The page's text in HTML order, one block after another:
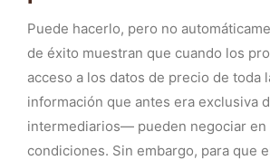
Puede hacerlo, pero no
de éxito muestran que cuando los
acceso a los datos de precio de toda
información que antes era exclusiva
intermediarios— pueden negociar en
condiciones. Sin embargo, para que